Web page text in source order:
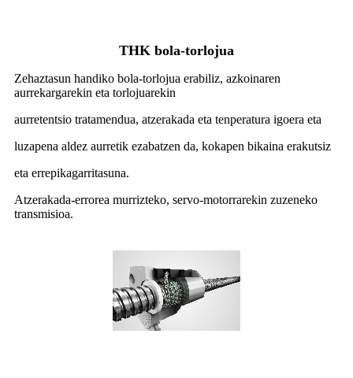
THK bola-torlojua
Zehaztasun handiko bola-torlojua erabiliz, azkoinaren
aurrekargarekin eta torlojuarekin
aurretentsio tratamendua, atzerakada eta tenperatura igoera eta
luzapena aldez aurretik ezabatzen da, kokapen bikaina erakutsiz
eta errepikagarritasuna.
Atzerakada-errorea murrizteko, servo-motorrarekin zuzeneko
transmisioa.